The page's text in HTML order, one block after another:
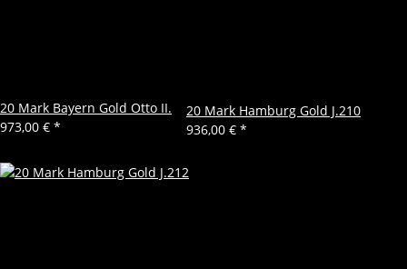
20 Mark Bayern Gold Otto II.
973,00 € *
20 Mark Hamburg Gold J.210
936,00 € *